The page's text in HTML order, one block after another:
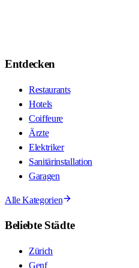
Entdecken
Restaurants
Hotels
Coiffeure
Ärzte
Elektriker
Sanitärinstallation
Garagen
Alle Kategorien
Beliebte Städte
Zürich
Genf